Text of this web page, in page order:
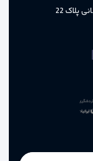
پلاک 22